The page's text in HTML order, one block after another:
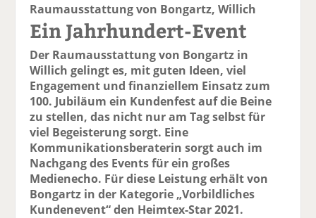
Raumausstattung von Bongartz, Willich
Ein Jahrhundert-Event
Der Raumausstattung von Bongartz in
Willich gelingt es, mit guten Ideen, viel
Engagement und finanziellem Einsatz zum
100. Jubiläum ein Kundenfest auf die Beine
zu stellen, das nicht nur am Tag selbst für
viel Begeisterung sorgt. Eine
Kommunikationsberaterin sorgt auch im
Nachgang des Events für ein großes
Medienecho. Für diese Leistung erhält von
Bongartz in der Kategorie „Vorbildliches
Kundenevent“ den Heimtex-Star 2021.